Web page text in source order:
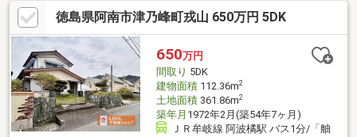
徳島県阿南市津乃峰町戎山 650万円 5DK
650万円
間取り 5DK
建物面積112.36m2
土地面積361.86m2
築年月 1972年2月(築54年7ヶ月)
ＪＲ牟岐線 阿波橘駅 バス1分/「舳